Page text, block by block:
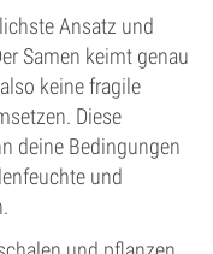
Ansatz und
Samen keimt genau
keine fragile
Diese
deine Bedingungen
und